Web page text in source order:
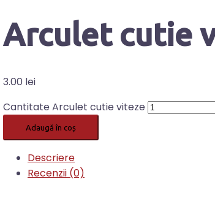
Arculet cutie
3.00 lei
Cantitate Arculet cutie viteze
Adaugă în coș
Descriere
Recenzii (0)